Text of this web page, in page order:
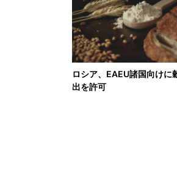
ロシア、EAEU諸国向けに
出を許可